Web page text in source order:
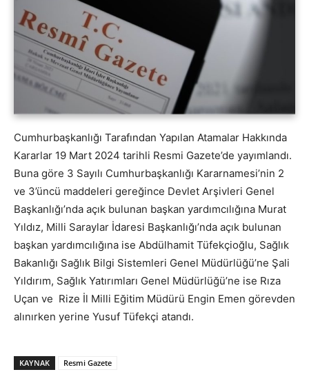
Cumhurbaşkanlığı Tarafından Yapılan Atamalar Hakkında
Kararlar 19 Mart 2024 tarihli Resmi Gazete’de yayımlandı.
Buna göre 3 Sayılı Cumhurbaşkanlığı Kararnamesi’nin 2
ve 3’üncü maddeleri gereğince Devlet Arşivleri Genel
Başkanlığı’nda açık bulunan başkan yardımcılığına Murat
Yıldız, Milli Saraylar İdaresi Başkanlığı’nda açık bulunan
başkan yardımcılığına ise Abdülhamit Tüfekçioğlu, Sağlık
Bakanlığı Sağlık Bilgi Sistemleri Genel Müdürlüğü’ne Şali
Yıldırım, Sağlık Yatırımları Genel Müdürlüğü’ne ise Rıza
Uçan ve Rize İl Milli Eğitim Müdürü Engin Emen görevden
alınırken yerine Yusuf Tüfekçi atandı.
KAYNAK
Resmi Gazete